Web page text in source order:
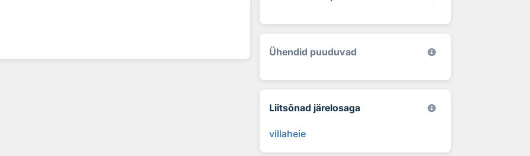
Ühendid puuduvad
Liitsõnad järelosaga
villaheie